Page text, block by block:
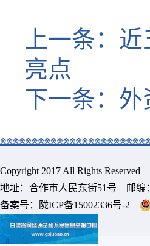
上一条： 近
亮点
下一条： 外
Copyright 2017 All Rights
地址：合作市人民东街51号 邮编
备案号：
陇ICP备15002336号-2